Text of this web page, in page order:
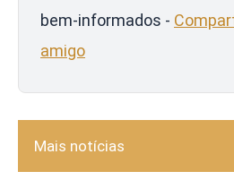
bem-informados -
amigo
Mais notícias